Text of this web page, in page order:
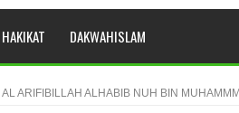
SIRHINDI)
HAKIKAT DAKWAHISLAM
ARIFIBILLAH ALHABIB NUH BIN